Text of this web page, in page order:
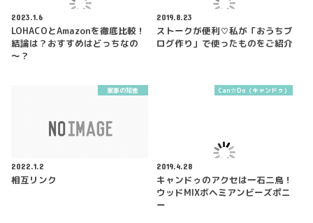
2023.1.6
LOHACOとAmazonを徹底比較！
結論は？おすすめはどっちなの
～？
2019.8.23
ストークが便利♡私が「おうちブ
ログ作り」で使ったものをご紹介
家事の知恵
2022.1.2
相互リンク
Can☆Do（キャンドゥ）
2019.4.28
キャンドゥのアクセは一石二鳥！
ウッドMIXボヘミアンビーズポニ
ー